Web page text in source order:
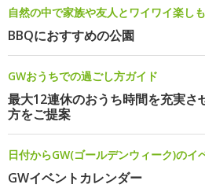
自然の中で家族や友人とワイワイ楽し
BBQにおすすめの公園
GWおうちでの過ごし方ガイド
最大12連休のおうち時間を充実さ
方をご提案
日付からGW(ゴールデンウィーク)のイ
GWイベントカレンダー